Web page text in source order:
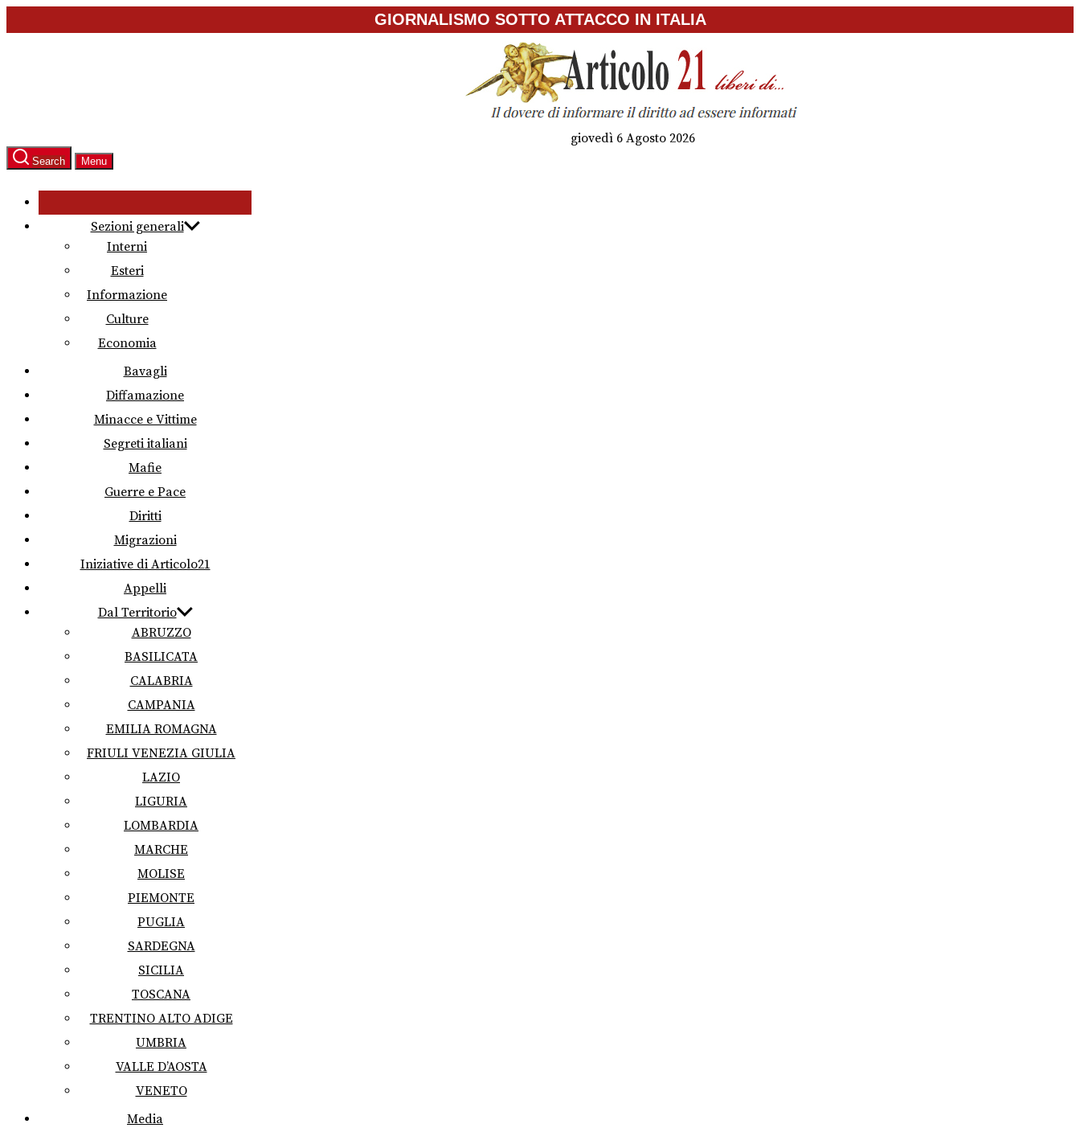
to
GIORNALISMO SOTTO ATTACCO IN ITALIA
giovedì 6 Agosto 2026
Search Menu
Sezioni generali
Interni
Esteri
Informazione
Culture
Economia
Bavagli
Diffamazione
Minacce e Vittime
Segreti italiani
Mafie
Guerre e Pace
Diritti
Migrazioni
Iniziative di Articolo21
Appelli
Dal Territorio
ABRUZZO
BASILICATA
CALABRIA
CAMPANIA
EMILIA ROMAGNA
FRIULI VENEZIA GIULIA
LAZIO
LIGURIA
LOMBARDIA
MARCHE
MOLISE
PIEMONTE
PUGLIA
SARDEGNA
SICILIA
TOSCANA
TRENTINO ALTO ADIGE
UMBRIA
VALLE D’AOSTA
VENETO
Media